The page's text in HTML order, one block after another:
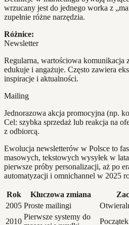
wrzucany jest do jednego worka z
zupełnie różne narzędzia.
Różnice:
Newsletter
Regularna, wartościowa komunikacja
edukuje i angażuje. Często zawiera
inspiracje i aktualności.
Mailing
Jednorazowa akcja promocyjna (np.
Cel: szybka sprzedaż lub reakcja na
z odbiorcą.
Ewolucja newsletterów w Polsce to
masowych, tekstowych wysyłek w
pierwsze próby personalizacji, aż po
automatyzacji i omnichannel w 2025
Rok Kluczowa zmiana
2005 Proste mailingi
2010
Pierwsze systemy do